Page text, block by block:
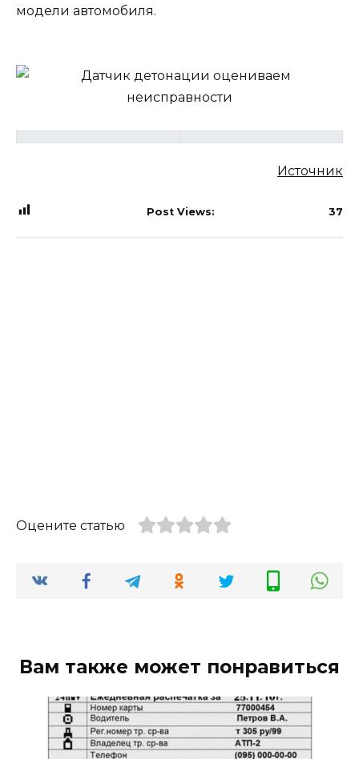
модели автомобиля.
Источник
Post Views: 37
Оцените статью
Вам также может понравиться